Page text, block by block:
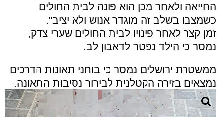
החייאה ולאחר מכן הוא פונה לבית החולים
כשמצבו בשלב זה מוגדר אנוש ולא יציב".
זמן קצר לאחר פינויו לבית החולים שערי צדק,
נמסר כי הילד נפטר לדאבון לב.
ממשטרת ירושלים נמסר כי בוחני תאונות הדרכים
נמצאים בזירה הקטלנית לבירור נסיבות התאונה.